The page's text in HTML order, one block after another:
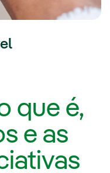
que é,
e as